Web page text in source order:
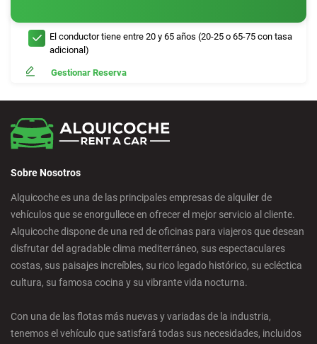
El conductor tiene entre 20 y 65 años (20-25 o 65-75 con tasa
adicional)
Gestionar Reserva
Sobre Nosotros
Alquicoche es una de las principales empresas de alquiler de
vehículos que se enorgullece en ofrecer el mejor servicio al cliente.
Alquicoche dispone de una red de oficinas para viajeros que desean
disfrutar del agradable clima mediterráneo, sus espectaculares
costas, sus paisajes increíbles, su rico legado histórico, su ecléctica
cultura, su famosa cocina y su vibrante vida nocturna.
Con una de las flotas más nuevas y variadas de la industria,
tenemos el vehículo que satisfará todas sus necesidades, incluidos